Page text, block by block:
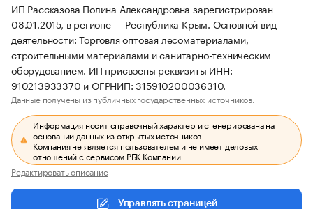
ИП Рассказова Полина Александровна зарегистрирован
08.01.2015, в регионе — Республика Крым. Основной вид
деятельности: Торговля оптовая лесоматериалами,
строительными материалами и санитарно-техническим
оборудованием. ИП присвоены реквизиты ИНН:
910213933370 и ОГРНИП: 315910200036310.
Данные получены из публичных государственных источников.
Информация носит справочный характер и сгенерирована на
основании данных из открытых источников.
Компания не является пользователем и не имеет деловых
отношений с сервисом РБК Компании.
Редактировать описание
Управлять страницей